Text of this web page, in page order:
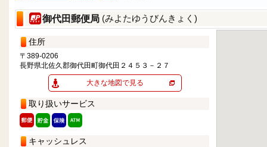
御代田郵便局 (みよたゆうびんきょく)
住所
〒389-0206
長野県北佐久郡御代田町御代田２４５３－２７
大きな地図で見る
取り扱いサービス
キャッシュレス